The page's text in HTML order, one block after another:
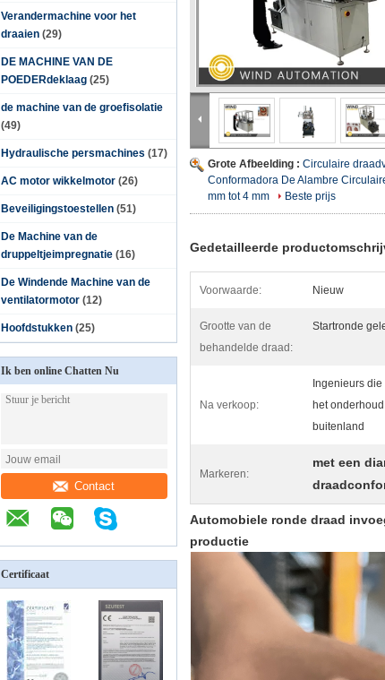
Verandermachine voor het
draaien (29)
DE MACHINE VAN DE
POEDERdeklaag (25)
de machine van de groefisolatie
(49)
Hydraulische persmachines (17)
AC motor wikkelmotor (26)
Beveiligingstoestellen (51)
De Machine van de
druppeltjeimpregnatie (16)
De Windende Machine van de
ventilatormotor (12)
Hoofdstukken (25)
Ik ben online Chatten Nu
Contact
Certificaat
Grote Afbeelding : Circulaire
Conformadora De Alambre
mm tot 4 mm
Beste prijs
Gedetailleerde
Voorwaarde: Nieuw
Grootte van de
behandelde draad:
Startronde
Na verkoop:
Ingenieurs
het
buitenland
Markeren:
met een
Automobiele ronde draad
productie